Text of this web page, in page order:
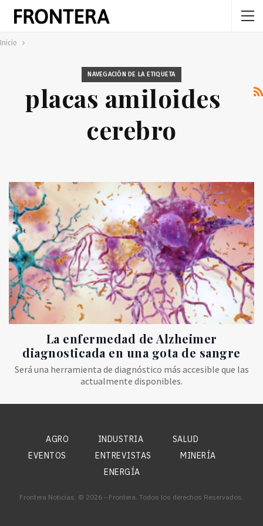
Inicio
NAVEGACIÓN DE LA ETIQUETA
placas amiloides
cerebro
La enfermedad de Alzheimer
diagnosticada en una gota de sangre
Será una herramienta de diagnóstico más accesible que las
actualmente disponibles.
AGRO INDUSTRIA
SALUD
EVENTOS
ENTREVISTAS
MINERÍA
ENERGÍA
Frontera Noticias. © 2026 - Frontera. Todos los derechos Reservados.